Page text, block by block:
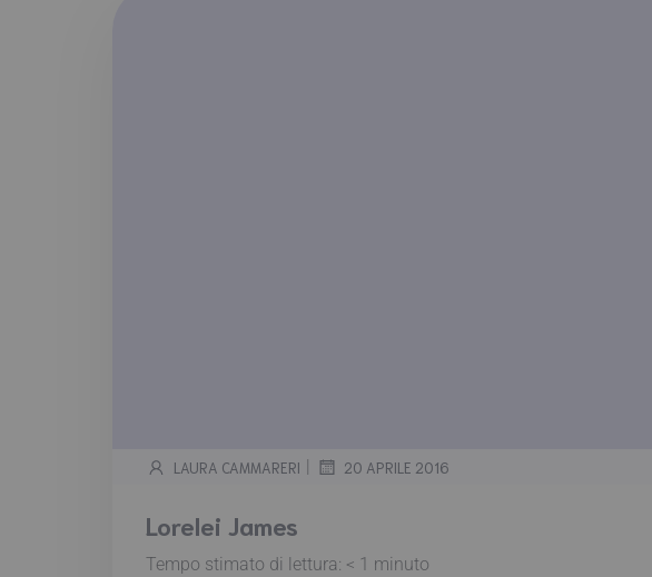
LAURA CAMMARERI | 20 APRILE 2016
Lorelei James
Tempo stimato di lettura: < 1 minuto